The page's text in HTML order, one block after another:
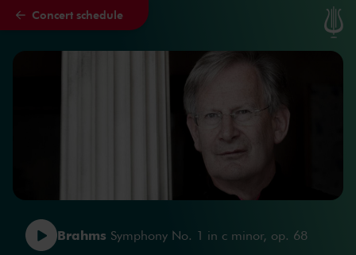
Skip to main content
Concert schedule
Brahms Symphony No. 1 in c minor, op. 68